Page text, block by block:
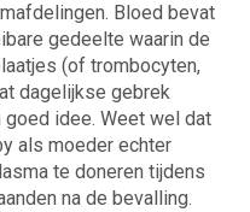
Bloed bevat
gedeelte waarin de
(of trombocyten,
dagelijkse gebrek
idee. Weet wel dat
als moeder echter
te doneren tijdens
na de bevalling.